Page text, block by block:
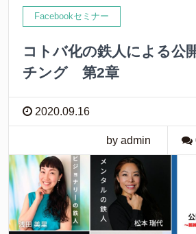
Facebookセミナー
コトバ化の鉄人による公
チング 第2章
2020.09.16
by admin